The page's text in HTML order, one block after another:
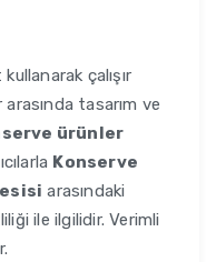
çalışır
tasarım ve
ürünler
Konserve
arasındaki
ile ilgilidir. Verimli